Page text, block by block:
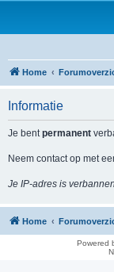
Home
Informatie
Je bentpermanent
Neem contact op met
Je IP-adres is
Home
Powered